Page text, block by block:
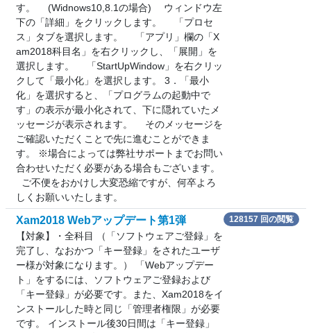
す。 (Widnows10,8.1の場合) ウィンドウ左
下の「詳細」をクリックします。 「プロセ
ス」タブを選択します。 「アプリ」欄の「X
am2018科目名」を右クリックし、「展開」を
選択します。 「StartUpWindow」を右クリッ
クして「最小化」を選択します。 3．「最小
化」を選択すると、「プログラムの起動中で
す」の表示が最小化されて、下に隠れていたメ
ッセージが表示されます。 そのメッセージを
ご確認いただくことで先に進むことができま
す。 ※場合によっては弊社サポートまでお問い
合わせいただく必要がある場合もございます。
ご不便をおかけし大変恐縮ですが、何卒よろ
しくお願いいたします。
Xam2018 Webアップデート第1弾
【対象】・全科目 （「ソフトウェアご登録」を
完了し、なおかつ「キー登録」をされたユーザ
ー様が対象になります。） 「Webアップデー
ト」をするには、ソフトウェアご登録および
「キー登録」が必要です。また、Xam2018をイ
ンストールした時と同じ「管理者権限」が必要
です。 インストール後30日間は「キー登録」
128157 回の閲覧